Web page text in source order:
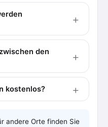
den
kostenlos?
andere Orte finden Sie